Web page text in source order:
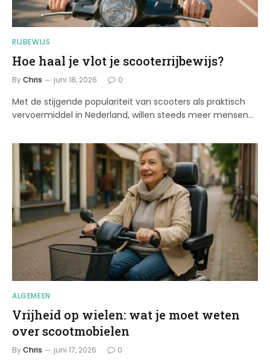
RIJBEWIJS
Hoe haal je vlot je scooterrijbewijs?
ByChris juni 18, 2026 0
Met de stijgende populariteit van scooters als praktisch
vervoermiddel in Nederland, willen steeds meer mensen…
ALGEMEEN
Vrijheid op wielen: wat je moet weten
over scootmobielen
ByChris juni 17, 2026 0